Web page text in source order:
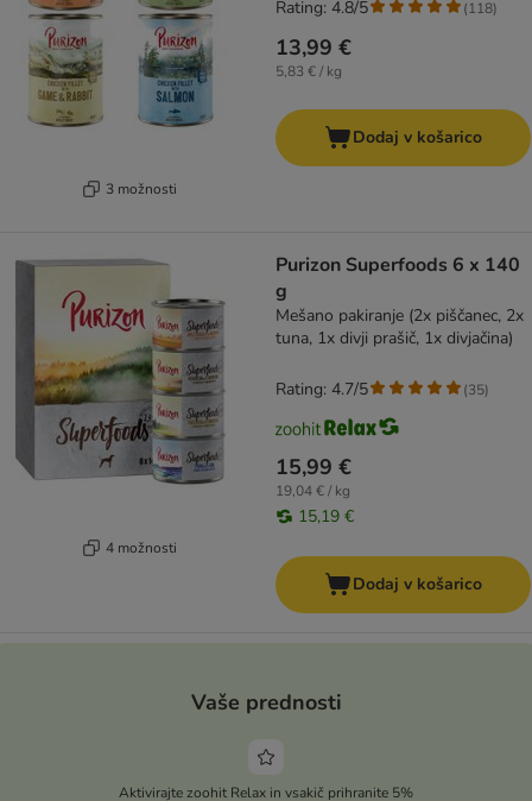
3 možnosti
13,99 €
5,83 € / kg
Rating: 4.8/5 (118)
Dodaj v košarico
4 možnosti
Purizon Superfoods 6 x 140
g
Mešano pakiranje (2x piščanec, 2x
tuna, 1x divji prašič, 1x divjačina)
15,99 €
19,04 € / kg
15,19 €
Rating: 4.7/5 (35)
Dodaj v košarico
Vaše prednosti
Aktivirajte zoohit Relax in vsakič prihranite 5%